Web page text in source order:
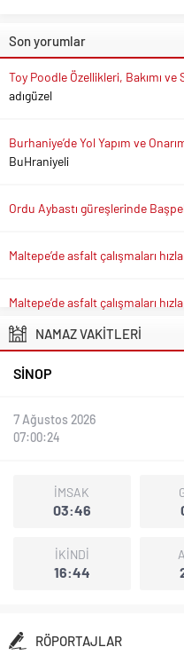
Son yorumlar
Toy Poodle Özellikleri, Bakımı
adıgüzel
Burhaniye’de Yol Yapım ve
BuHraniyeli
Ordu Aybastı güreşlerinde
Maltepe’de asfalt çalışmaları
Maltepe’de asfalt çalışmaları
NAMAZ VAKİTLERİ
SINOP
7 Ağustos 2026
07:00:26
İMSAK
03:46
İKİNDİ
16:44
RÖPORTAJLAR